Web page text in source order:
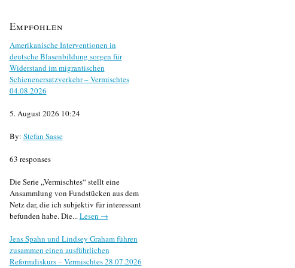
Empfohlen
Amerikanische Interventionen in
deutsche Blasenbildung sorgen für
Widerstand im migrantischen
Schienenersatzverkehr – Vermischtes
04.08.2026
5. August 2026 10:24
By: Stefan Sasse
63 responses
Die Serie „Vermischtes“ stellt eine
Ansammlung von Fundstücken aus dem
Netz dar, die ich subjektiv für interessant
befunden habe. Die...Lesen →
Jens Spahn und Lindsey Graham führen
zusammen einen ausführlichen
Reformdiskurs – Vermischtes 28.07.2026